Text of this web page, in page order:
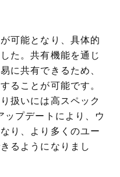
可能となり、具体的
た。共有機能を通じ
に共有できるため、
ることが可能です。
扱いには高スペック
プデートにより、ウ
り、より多くのユー
るようになりまし